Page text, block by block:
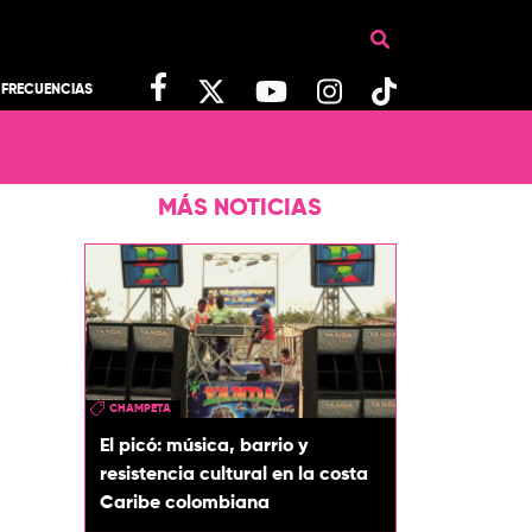
FRECUENCIAS
MÁS NOTICIAS
CHAMPETA
El picó: música, barrio y
resistencia cultural en la costa
Caribe colombiana